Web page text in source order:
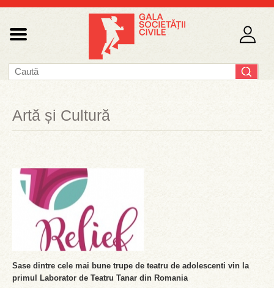
Artă și Cultură
Sase dintre cele mai bune trupe de teatru de adolescenti vin la
primul Laborator de Teatru Tanar din Romania